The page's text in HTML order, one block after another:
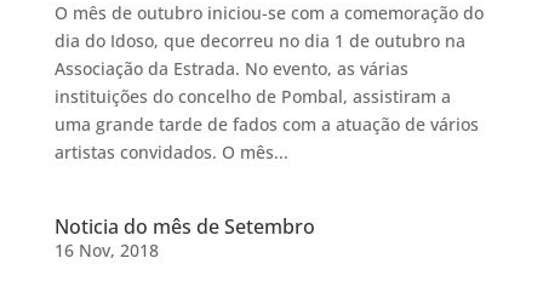
O mês de outubro iniciou-se com a comemoração do
dia do Idoso, que decorreu no dia 1 de outubro na
Associação da Estrada. No evento, as várias
instituições do concelho de Pombal, assistiram a
uma grande tarde de fados com a atuação de vários
artistas convidados. O mês...
Noticia do mês de Setembro
16 Nov, 2018